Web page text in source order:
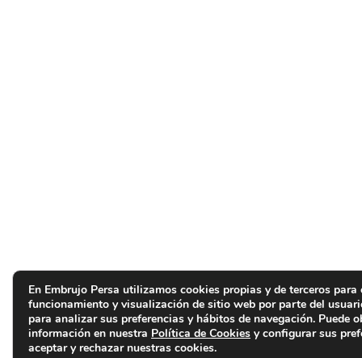
En Embrujo Persa utilizamos cookies propias y de terceros para
funcionamiento y visualización de sitio web por parte del
para analizar sus preferencias y hábitos de navegación. Puede
información en nuestra Política de Cookies y configurar sus
aceptar y rechazar nuestras cookies.